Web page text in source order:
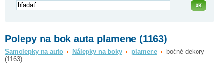
Polepy na bok auta plamene (1163)
Samolepky na auto Nálepky na boky plamene
bočné dekory
(1163)